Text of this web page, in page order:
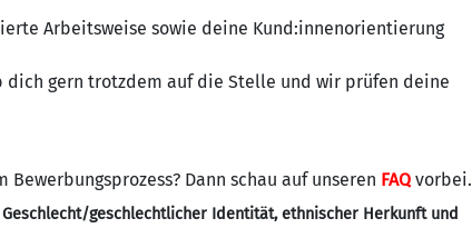
Arbeitsweise sowie deine Kund:innenorientierung
gern trotzdem auf die Stelle und wir prüfen deine
Dann schau auf unseren FAQvorbei.
geschlechtlicher Identität, ethnischer Herkunft und